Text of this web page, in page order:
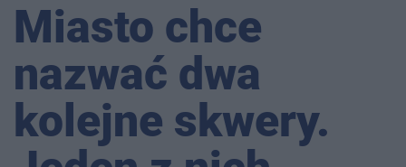
Miasto chce
nazwać dwa
kolejne skwery.